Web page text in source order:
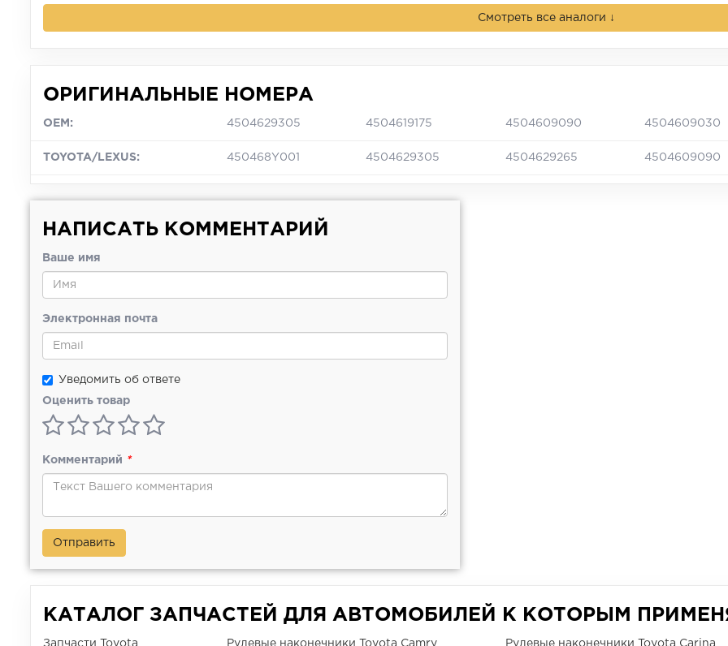
Смотреть все аналоги ↓
ОРИГИНАЛЬНЫЕ НОМЕРА
OEM: 4504629305 4504619175 4504609090 4504609030
TOYOTA/LEXUS: 450468Y001 4504629305 4504629265 4504609090
НАПИСАТЬ КОММЕНТАРИЙ
Ваше имя
Электронная почта
Уведомить об ответе
Оценить товар
Комментарий *
Отправить
КАТАЛОГ ЗАПЧАСТЕЙ ДЛЯ АВТОМОБИЛЕЙ К КОТОРЫМ
Запчасти Toyota Рулевые наконечники Toyota Camry Рулевые наконечники Toyota Carina